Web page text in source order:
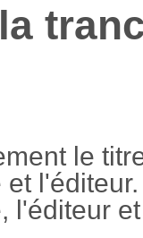
le
et l'éditeur.
l'éditeur